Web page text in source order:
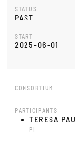
STATUS
PAST
START
2025-06-01
CONSORTIUM
PARTICIPANTS
TERESA
PI